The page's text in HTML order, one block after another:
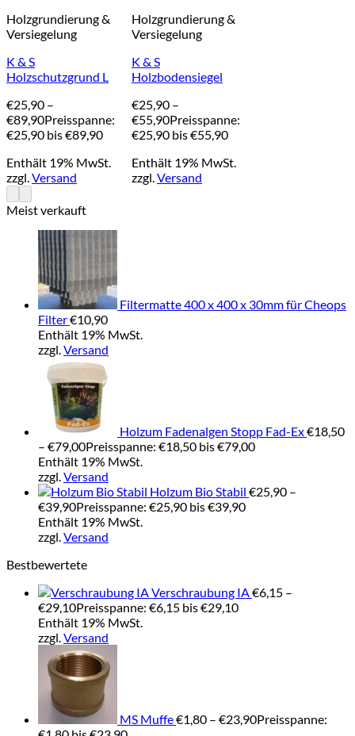
Holzgrundierung &
Versiegelung
K & S
Holzschutzgrund L
€25,90 –
€89,90Preisspanne:
€25,90 bis €89,90
Enthält 19% MwSt.
zzgl.Versand
Holzgrundierung &
Versiegelung
K & S
Holzbodensiegel
€25,90 –
€55,90Preisspanne:
€25,90 bis €55,90
Enthält 19% MwSt.
zzgl.Versand
Meist verkauft
Filtermatte 400 x 400 x 30mm für Cheops
Filter€10,90
Enthält 19% MwSt.
zzgl.Versand
Holzum Fadenalgen Stopp Fad-Ex€18,50
– €79,00Preisspanne: €18,50 bis €79,00
Enthält 19% MwSt.
zzgl.Versand
Holzum Bio Stabil €25,90 –
€39,90Preisspanne: €25,90 bis €39,90
Enthält 19% MwSt.
zzgl.Versand
Bestbewertete
Verschraubung IA€6,15 –
€29,10Preisspanne: €6,15 bis €29,10
Enthält 19% MwSt.
zzgl.Versand
MS Muffe€1,80 – €23,90Preisspanne: